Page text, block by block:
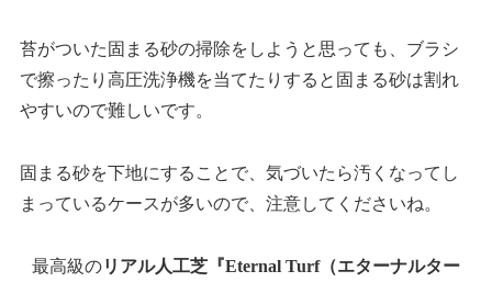
苔がついた固まる砂の掃除をしようと思っても、ブラシ
で擦ったり高圧洗浄機を当てたりすると固まる砂は割れ
やすいので難しいです。
固まる砂を下地にすることで、気づいたら汚くなってし
まっているケースが多いので、注意してくださいね。
最高級のリアル人工芝『Eternal Turf（エターナルター